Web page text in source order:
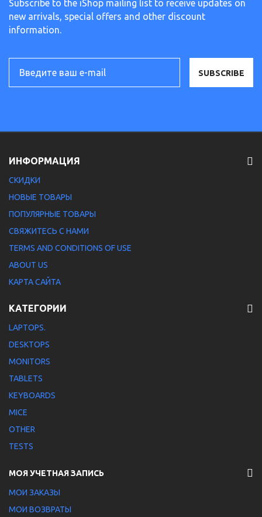
Subscribe to the iShop mailing list to receive updates on
new arrivals, special offers and other discount
information.
SUBSCRIBE
ИНФОРМАЦИЯ
СКИДКИ
НОВЫЕ ТОВАРЫ
ПОПУЛЯРНЫЕ ТОВАРЫ
СВЯЖИТЕСЬ С НАМИ
TERMS AND CONDITIONS OF USE
ABOUT US
КАРТА САЙТА
КАТЕГОРИИ
LAPTOPS.
DESKTOPS
MONITORS
TABLETS
KEYBOARDS
MICE
OTHER
TESTS
МОЯ УЧЕТНАЯ ЗАПИСЬ
МОИ ЗАКАЗЫ
МОИ ВОЗВРАТЫ